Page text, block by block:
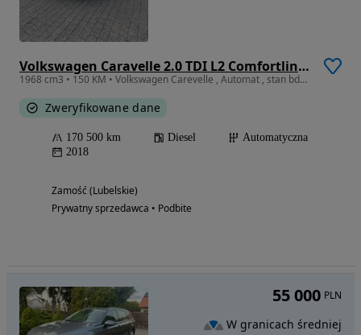
Volkswagen Caravelle 2.0 TDI L2 Comfortline DSG
1968 cm3 • 150 KM • Volkswagen Carevelle , Automat , stan bdb LED , 9 osób
Zweryfikowane dane
170 500 km Diesel
Automatyczna
2018
Zamość (Lubelskie)
Prywatny sprzedawca • Podbite
55 000 PLN
W granicach średniej